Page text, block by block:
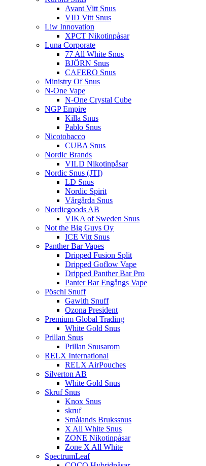
Avant Vitt Snus
VID Vitt Snus
Liw Innovation
XPCT Nikotinpåsar
Luna Corporate
77 All White Snus
BJÖRN Snus
CAFERO Snus
Ministry Of Snus
N-One Vape
N-One Crystal Cube
NGP Empire
Killa Snus
Pablo Snus
Nicotobacco
CUBA Snus
Nordic Brands
VILD Nikotinpåsar
Nordic Snus (JTI)
LD Snus
Nordic Spirit
Vårgårda Snus
Nordicgoods AB
VIKA of Sweden Snus
Not the Big Guys Oy
ICE Vitt Snus
Panther Bar Vapes
Dripped Fusion Split
Dripped Goflow Vape
Dripped Panther Bar Pro
Panter Bar Engångs Vape
Pöschl Snuff
Gawith Snuff
Ozona President
Premium Global Trading
White Gold Snus
Prillan Snus
Prillan Snusarom
RELX International
RELX AirPouches
Silverton AB
White Gold Snus
Skruf Snus
Knox Snus
skruf
Smålands Brukssnus
X All White Snus
ZONE Nikotinpåsar
Zone X All White
SpectrumLeaf